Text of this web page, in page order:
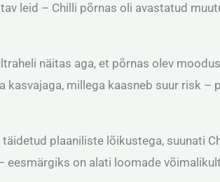
leid – Chilli põrnas oli avastatud
näitas aga, et põrnas olev
millega kaasneb suur risk –
plaaniliste lõikustega, suunati
on alati loomade